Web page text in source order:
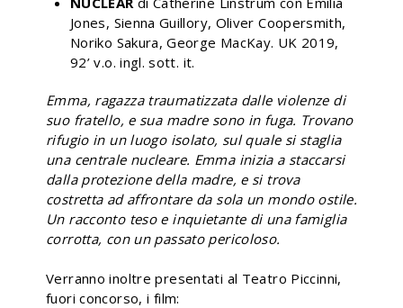
Jones, Sienna Guillory, Oliver Coopersmith,
Noriko Sakura, George MacKay. UK 2019,
92’ v.o. ingl. sott. it.
Emma, ragazza traumatizzata dalle violenze di
suo fratello, e sua madre sono in fuga. Trovano
rifugio in un luogo isolato, sul quale si staglia
una centrale nucleare. Emma inizia a staccarsi
dalla protezione della madre, e si trova
costretta ad affrontare da sola un mondo ostile.
Un racconto teso e inquietante di una famiglia
corrotta, con un passato pericoloso.
Verranno inoltre presentati al Teatro Piccinni,
fuori concorso, i film: